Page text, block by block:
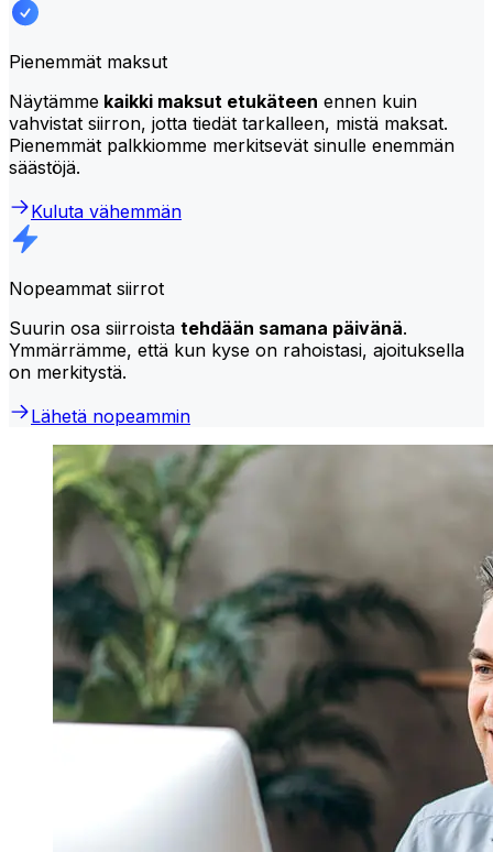
Pienemmät maksut
Näytämme kaikki maksut etukäteen ennen kuin
vahvistat siirron, jotta tiedät tarkalleen, mistä maksat.
Pienemmät palkkiomme merkitsevät sinulle enemmän
säästöjä.
Kuluta vähemmän
Nopeammat siirrot
Suurin osa siirroista tehdään samana päivänä.
Ymmärrämme, että kun kyse on rahoistasi, ajoituksella
on merkitystä.
Lähetä nopeammin